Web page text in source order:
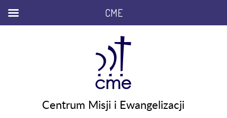
Centrum Misji i Ewangelizacji
CME